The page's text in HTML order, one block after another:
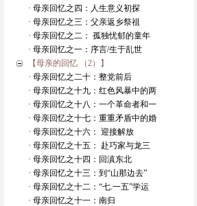
· 母亲回忆之四：人生意义初探
· 母亲回忆之三：父亲返乡祭祖
· 母亲回忆之二： 孤独忧郁的童年
· 母亲回忆之一：序言/生于乱世
【母亲的回忆 （2）】
· 母亲回忆之二十：整党前后
· 母亲回忆之十九：红色风暴中的两
· 母亲回忆之十八：一个革命者和一
· 母亲回忆之十七：重重矛盾中的婚
· 母亲回忆之十六： 迎接解放
· 母亲回忆之十五： 赴巧家与龙三
· 母亲回忆之十四：回滇东北
· 母亲回忆之十三：到“山那边去”
· 母亲回忆之十二：“七.一五”学运
· 母亲回忆之十一：南归